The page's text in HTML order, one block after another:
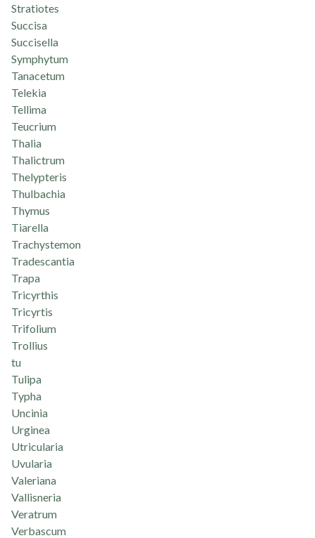
Stratiotes
Succisa
Succisella
Symphytum
Tanacetum
Telekia
Tellima
Teucrium
Thalia
Thalictrum
Thelypteris
Thulbachia
Thymus
Tiarella
Trachystemon
Tradescantia
Trapa
Tricyrthis
Tricyrtis
Trifolium
Trollius
tu
Tulipa
Typha
Uncinia
Urginea
Utricularia
Uvularia
Valeriana
Vallisneria
Veratrum
Verbascum